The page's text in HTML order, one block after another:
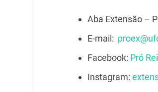
Aba Extensão –
E-mail:
Facebook: Pró
Instagram: